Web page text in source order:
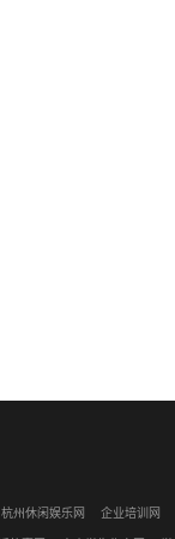
杭州休闲娱乐网 企业培训网